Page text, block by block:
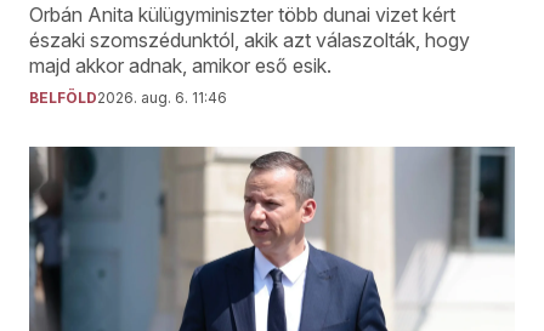
Orbán Anita külügyminiszter több dunai vizet kért
északi szomszédunktól, akik azt válaszolták, hogy
majd akkor adnak, amikor eső esik.
BELFÖLD2026. aug. 6. 11:46